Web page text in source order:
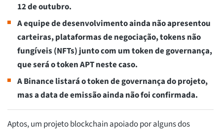
12 de outubro.
A equipe de desenvolvimento ainda não apresentou
carteiras, plataformas de negociação, tokens não
fungíveis (NFTs) junto com um token de governança,
que será o token APT neste caso.
A Binance listará o token de governança do projeto,
mas a data de emissão ainda não foi confirmada.
Aptos, um projeto blockchain apoiado por alguns dos